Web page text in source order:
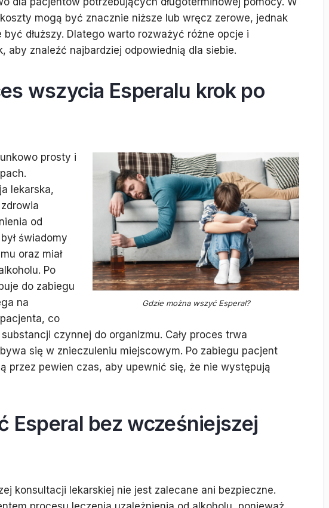
mogą być znacznie niższe lub wręcz zerowe, jednak
dłuższy. Dlatego warto rozważyć różne opcje i
aby znaleźć najbardziej odpowiednią dla siebie.
wszycia Esperalu krok po
Gdzie można wszyć Esperal?
prosty i
lekarska,
od
świadomy
oraz miał
Po
do zabiegu
na
co
czynnej do organizmu. Cały proces trwa
się w znieczuleniu miejscowym. Po zabiegu pacjent
przez pewien czas, aby upewnić się, że nie występują
Esperal bez wcześniejszej
konsultacji lekarskiej nie jest zalecane ani bezpieczne.